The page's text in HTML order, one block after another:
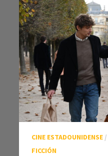
CINE ESTADOUNIDENSE /
FICCIÓN